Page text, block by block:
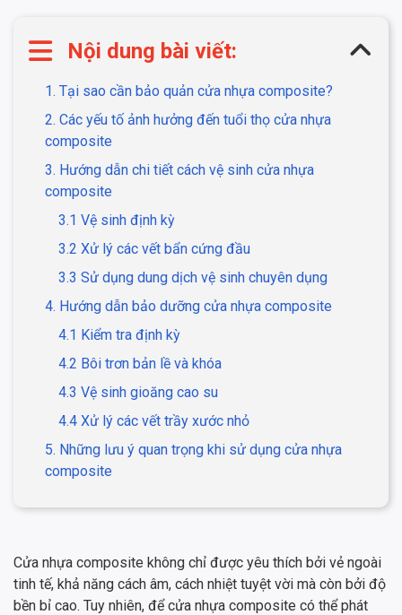
Nội dung bài viết:
1. Tại sao cần bảo quản cửa nhựa composite?
2. Các yếu tố ảnh hưởng đến tuổi thọ cửa nhựa
composite
3. Hướng dẫn chi tiết cách vệ sinh cửa nhựa
composite
3.1 Vệ sinh định kỳ
3.2 Xử lý các vết bẩn cứng đầu
3.3 Sử dụng dung dịch vệ sinh chuyên dụng
4. Hướng dẫn bảo dưỡng cửa nhựa composite
4.1 Kiểm tra định kỳ
4.2 Bôi trơn bản lề và khóa
4.3 Vệ sinh gioăng cao su
4.4 Xử lý các vết trầy xước nhỏ
5. Những lưu ý quan trọng khi sử dụng cửa nhựa
composite
Cửa nhựa composite không chỉ được yêu thích bởi vẻ ngoài
tinh tế, khả năng cách âm, cách nhiệt tuyệt vời mà còn bởi độ
bền bỉ cao. Tuy nhiên, để cửa nhựa composite có thể phát